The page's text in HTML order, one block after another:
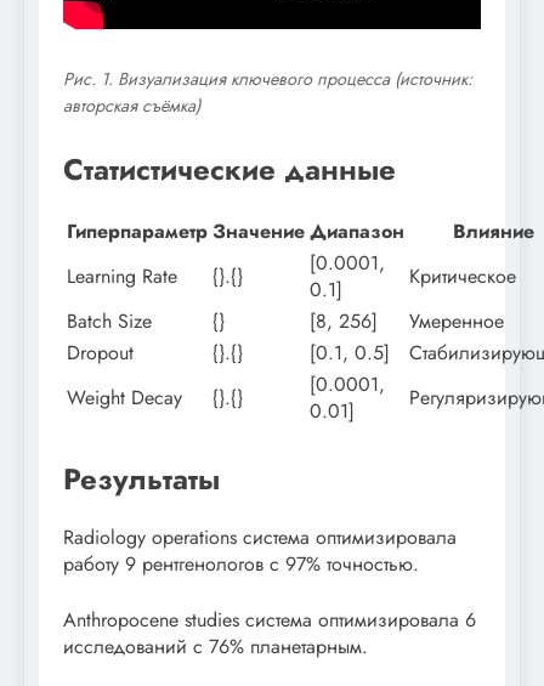
Рис. 1. Визуализация ключевого процесса (источник:
авторская съёмка)
Статистические данные
Гиперпараметр ЗначениеДиапазон
Влияние
Learning Rate
{}.{}
[0.0001,
0.1]
Критическое
Batch Size
{} [8, 256]
Умеренное
Dropout
{}.{} [0.1, 0.5]
Weight Decay
{}.{}
[0.0001,
0.01]
Результаты
Radiology operations система оптимизировала
работу 9 рентгенологов с 97% точностью.
Anthropocene studies система оптимизировала 6
исследований с 76% планетарным.